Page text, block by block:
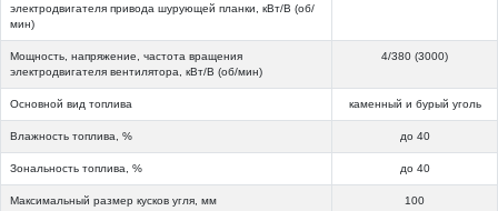
электродвигателя привода шурующей планки, кВт/В (об/
мин)
Мощность, напряжение, частота вращения
электродвигателя вентилятора, кВт/В (об/мин)
4/380 (3000)
Основной вид топлива каменный и бурый уголь
Влажность топлива, % до 40
Зональность топлива, % до 40
Максимальный размер кусков угля, мм 100